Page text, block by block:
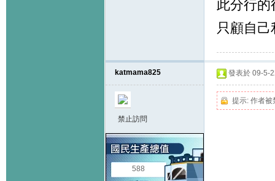
此分行的
只顧自己
katmama825
禁止訪問
588
發表於 09-5-
提示: 作者被